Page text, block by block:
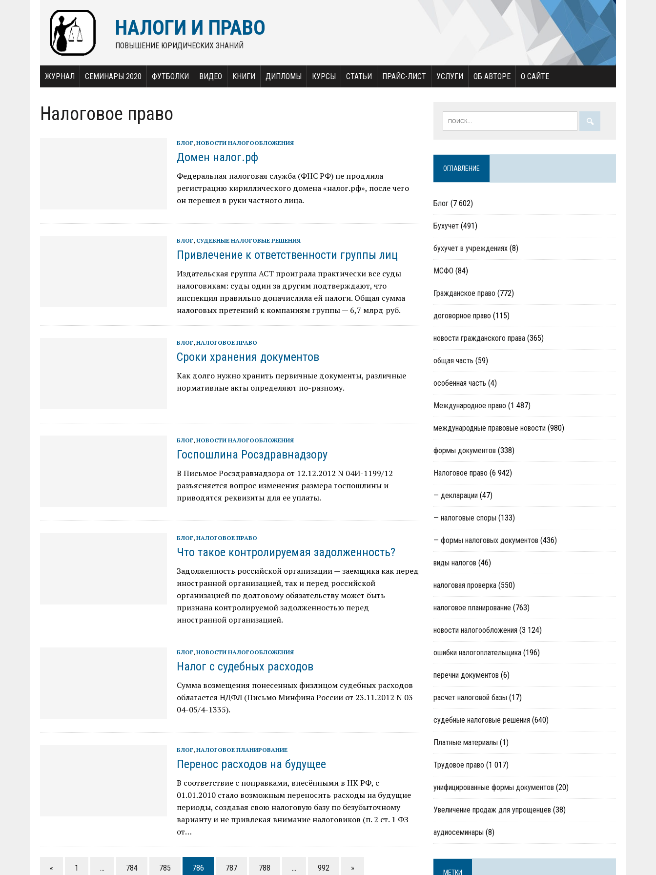
НАЛОГИ И ПРАВО
ПОВЫШЕНИЕ ЮРИДИЧЕСКИХ ЗНАНИЙ
ЖУРНАЛ СЕМИНАРЫ 2020 ФУТБОЛКИ ВИДЕО КНИГИ ДИПЛОМЫ КУРСЫ СТАТЬИ ПРАЙС-ЛИСТ УСЛУГИ ОБ АВТОРЕ О САЙТЕ
Налоговое право
БЛОГ, НОВОСТИ НАЛОГООБЛОЖЕНИЯ
Домен налог.рф
Федеральная налоговая служба (ФНС РФ) не продлила
регистрацию кириллического домена «налог.рф», после чего
он перешел в руки частного лица.
БЛОГ, СУДЕБНЫЕ НАЛОГОВЫЕ РЕШЕНИЯ
Привлечение к ответственности группы лиц
Издательская группа АСТ проиграла практически все суды
налоговикам: суды один за другим подтверждают, что
инспекция правильно доначислила ей налоги. Общая сумма
налоговых претензий к компаниям группы — 6,7 млрд руб.
БЛОГ, НАЛОГОВОЕ ПРАВО
Сроки хранения документов
Как долго нужно хранить первичные документы, различные
нормативные акты определяют по-разному.
БЛОГ, НОВОСТИ НАЛОГООБЛОЖЕНИЯ
Госпошлина Росздравнадзору
В Письмое Росздравнадзора от 12.12.2012 N 04И-1199/12
разъясняется вопрос изменения размера госпошлины и
приводятся реквизиты для ее уплаты.
БЛОГ, НАЛОГОВОЕ ПРАВО
Что такое контролируемая задолженность?
Задолженность российской организации — заемщика как перед
иностранной организацией, так и перед российской
организацией по долговому обязательству может быть
признана контролируемой задолженностью перед
иностранной организацией.
БЛОГ, НОВОСТИ НАЛОГООБЛОЖЕНИЯ
Налог с судебных расходов
Сумма возмещения понесенных физлицом судебных расходов
облагается НДФЛ (Письмо Минфина России от 23.11.2012 N 03-
04-05/4-1335).
БЛОГ, НАЛОГОВОЕ ПЛАНИРОВАНИЕ
Перенос расходов на будущее
В соответствие с поправками, внесёнными в НК РФ, с
01.01.2010 стало возможным переносить расходы на будущие
периоды, создавая свою налоговую базу по безубыточному
варианту и не привлекая внимание налоговиков (п. 2 ст. 1 ФЗ
от…
« 1 … 784 785 786 787 788 … 992 »
ОГЛАВЛЕНИЕ
Блог (7 602)
Бухучет (491)
бухучет в учреждениях (8)
МСФО (84)
Гражданское право (772)
договорное право (115)
новости гражданского права (365)
общая часть (59)
особенная часть (4)
Международное право (1 487)
международные правовые новости (980)
формы документов (338)
Налоговое право (6 942)
— декларации (47)
— налоговые споры (133)
— формы налоговых документов (436)
виды налогов (46)
налоговая проверка (550)
налоговое планирование (763)
новости налогообложения (3 124)
ошибки налогоплательщика (196)
перечни документов (6)
расчет налоговой базы (17)
судебные налоговые решения (640)
Платные материалы (1)
Трудовое право (1 017)
унифицированные формы документов (20)
Увеличение продаж для упрощенцев (38)
аудиосеминары (8)
МЕТКИ